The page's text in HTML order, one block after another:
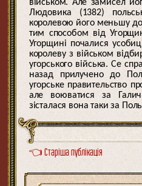
військом. Але замисел
Людовика (1382)
королевою його меньшу
тим способом від
Угорщині почалися
королеву з військом
угорського війська. Се
назад прилучено до
угорське правительство
але воюватися за
зісталася вона таки за
👈 Старіша публікація